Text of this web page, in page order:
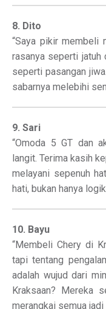
8. Dito
“Saya pikir membeli
rasanya seperti jatuh
seperti pasangan
sabarnya melebihi
9. Sari
“Omoda 5 GT dan
langit. Terima kasih
melayani sepenuh
hati, bukan hanya
10. Bayu
“Membeli Chery di
tapi tentang
adalah wujud dari
Kraksaan? Mereka
merangkai semua jadi